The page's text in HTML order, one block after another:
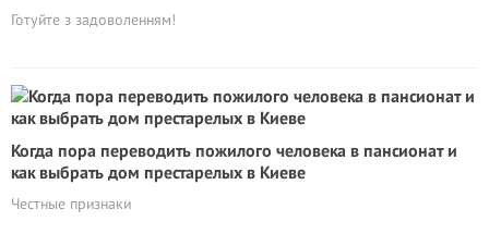
Готуйте з задоволенням!
Когда пора переводить пожилого человека в пансионат и
как выбрать дом престарелых в Киеве
Честные признаки